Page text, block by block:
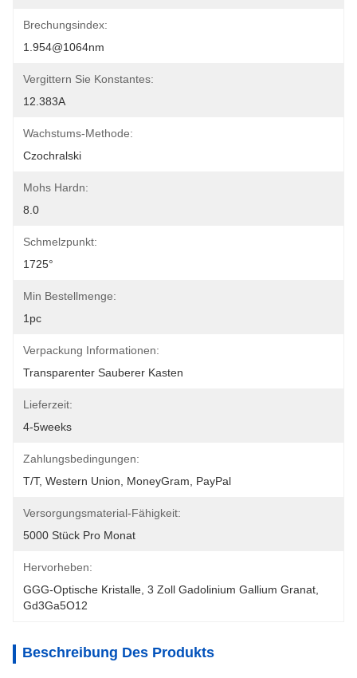
Brechungsindex:
1.954@1064nm
Vergittern Sie Konstantes:
12.383A
Wachstums-Methode:
Czochralski
Mohs Hardn:
8.0
Schmelzpunkt:
1725°
Min Bestellmenge:
1pc
Verpackung Informationen:
Transparenter Sauberer Kasten
Lieferzeit:
4-5weeks
Zahlungsbedingungen:
T/T, Western Union, MoneyGram, PayPal
Versorgungsmaterial-Fähigkeit:
5000 Stück Pro Monat
Hervorheben:
GGG-Optische Kristalle 3 Zoll Gadolinium Gallium Granat
Gd3Ga5O12
Beschreibung Des Produkts